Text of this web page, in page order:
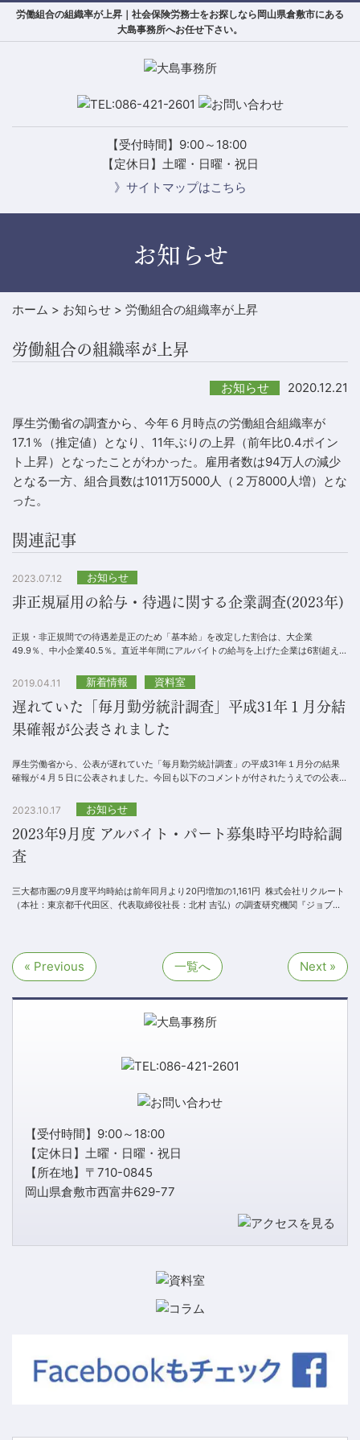
労働組合の組織率が上昇｜社会保険労務士をお探しなら岡山県倉敷市にある
大島事務所へお任せ下さい。
【受付時間】9:00～18:00
【定休日】土曜・日曜・祝日
》サイトマップはこちら
お知らせ
ホーム > お知らせ > 労働組合の組織率が上昇
労働組合の組織率が上昇
お知らせ 2020.12.21
厚生労働省の調査から、今年６月時点の労働組合組織率が
17.1％（推定値）となり、11年ぶりの上昇（前年比0.4ポイン
ト上昇）となったことがわかった。雇用者数は94万人の減少
となる一方、組合員数は1011万5000人（２万8000人増）とな
った。
関連記事
2023.07.12 お知らせ
非正規雇用の給与・待遇に関する企業調査(2023年)
正規・非正規間での待遇差是正のため「基本給」を改定した割合は、大企業
49.9％、中小企業40.5％。直近半年間にアルバイトの給与を上げた企業は6割超えで
2019.04.11 新着情報 資料室
遅れていた「毎月勤労統計調査」平成31年１月分結
果確報が公表されました
厚生労働省から、公表が遅れていた「毎月勤労統計調査」の平成31年１月分の結果
確報が４月５日に公表されました。今回も以下のコメントが付されたうえでの公表と
2023.10.17 お知らせ
2023年9月度 アルバイト・パート募集時平均時給調
査
三大都市圏の9月度平均時給は前年同月より20円増加の1,161円 株式会社リクルート
（本社：東京都千代田区、代表取締役社長：北村 吉弘）の調査研究機関『ジョブズ
« Previous 一覧へ Next »
【受付時間】9:00～18:00
【定休日】土曜・日曜・祝日
【所在地】〒710-0845
岡山県倉敷市西富井629-77